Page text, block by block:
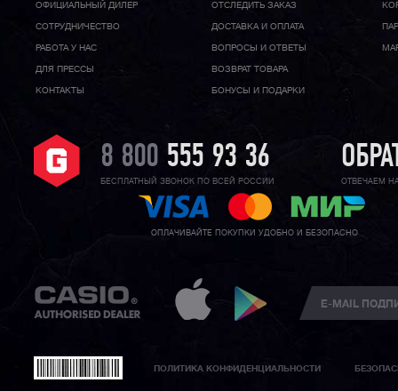
ОФИЦИАЛЬНЫЙ ДИЛЕР
CОТРУДНИЧЕСТВО
РАБОТА У НАС
ДЛЯ ПРЕССЫ
КОНТАКТЫ
ОТСЛЕДИТЬ ЗАКАЗ
ДОСТАВКА И ОПЛАТА
ВОПРОСЫ И ОТВЕТЫ
ВОЗВРАТ ТОВАРА
БОНУСЫ И ПОДАРКИ
8 800 555 93 36
БЕСПЛАТНЫЙ ЗВОНОК ПО ВСЕЙ РОССИИ ОТВЕЧАЕМ
ОПЛАЧИВАЙТЕ ПОКУПКИ УДОБНО И БЕЗОПАСНО
ПОЛИТИКА КОНФИДЕНЦИАЛЬНОСТИ